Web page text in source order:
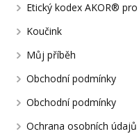
Etický kodex AKOR®
Koučink
Můj příběh
Obchodní podmínky
Obchodní podmínky
Ochrana osobních údajů